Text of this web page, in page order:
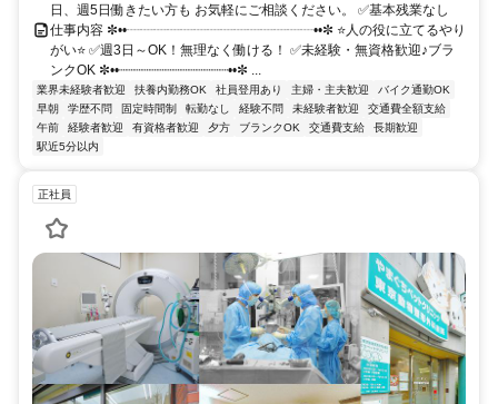
日、週5日働きたい方も お気軽にご相談ください。 ✅基本残業なし
仕事内容 ✼••┈┈┈┈┈┈┈┈┈┈┈┈┈┈••✼ ⭐人の役に立てるやり
がい⭐ ✅週3日～OK！無理なく働ける！ ✅未経験・無資格歓迎♪ブラ
ンクOK ✼••┈┈┈┈┈┈┈┈┈┈┈┈┈┈••✼ ...
業界未経験者歓迎 扶養内勤務OK 社員登用あり 主婦・主夫歓迎
バイク通勤OK
早朝
学歴不問 固定時間制 転勤なし 経験不問 未経験者歓迎
交通費全額支給
午前
経験者歓迎 有資格者歓迎 夕方 ブランクOK 交通費支給
長期歓迎
駅近5分以内
正社員